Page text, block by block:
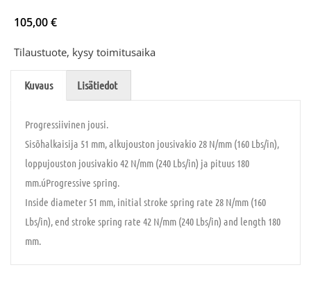
105,00€
Tilaustuote, kysy toimitusaika
Kuvaus Lisätiedot
Progressiivinen jousi.
Sisõhalkaisija 51 mm, alkujouston jousivakio 28 N/mm (160 Lbs/in),
loppujouston jousivakio 42 N/mm (240 Lbs/in) ja pituus 180
mm.úProgressive spring.
Inside diameter 51 mm, initial stroke spring rate 28 N/mm (160
Lbs/in), end stroke spring rate 42 N/mm (240 Lbs/in) and length 180
mm.